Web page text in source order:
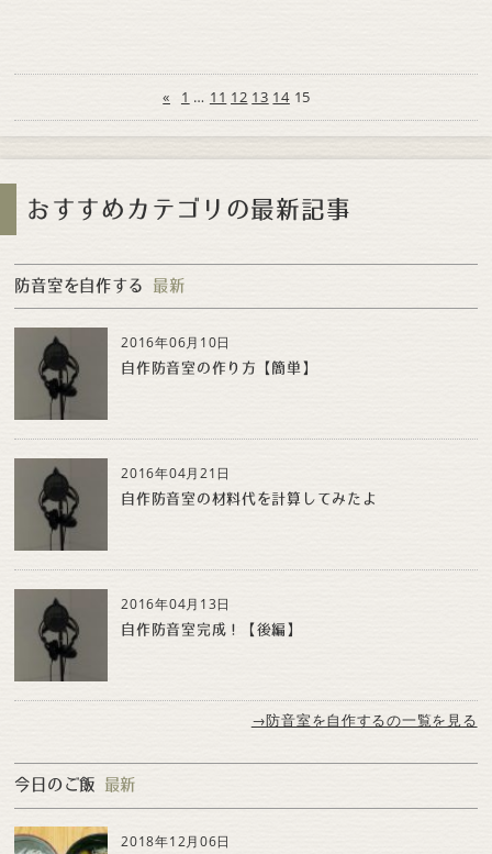
« 1 … 11 12 13 14 15
おすすめカテゴリの最新記事
防音室を自作する 最新
2016年06月10日
自作防音室の作り方【簡単】
2016年04月21日
自作防音室の材料代を計算してみたよ
2016年04月13日
自作防音室完成！【後編】
→防音室を自作するの一覧を見る
今日のご飯 最新
2018年12月06日